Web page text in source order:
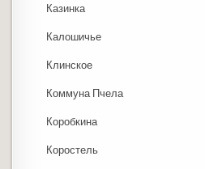
Казинка
Калошичье
Клинское
Коммуна Пчела
Коробкина
Коростель